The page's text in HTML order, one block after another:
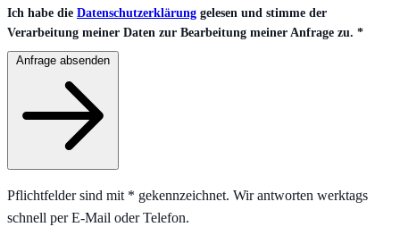
Ich habe die Datenschutzerklärung gelesen und stimme der
Verarbeitung meiner Daten zur Bearbeitung meiner Anfrage zu. *
Pflichtfelder sind mit * gekennzeichnet. Wir antworten werktags
schnell per E-Mail oder Telefon.